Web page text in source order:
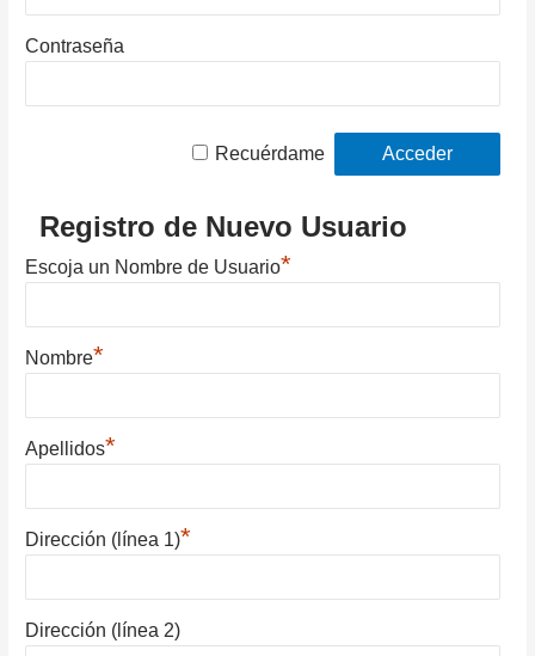
Contraseña
Recuérdame
Registro de Nuevo Usuario
Escoja un Nombre de Usuario*
Nombre*
Apellidos*
Dirección (línea 1)*
Dirección (línea 2)